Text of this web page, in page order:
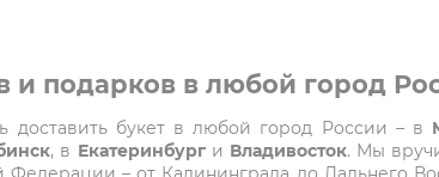
и подарков в любой город
доставить букет в любой город России – в
, в Екатеринбурги Владивосток. Мы